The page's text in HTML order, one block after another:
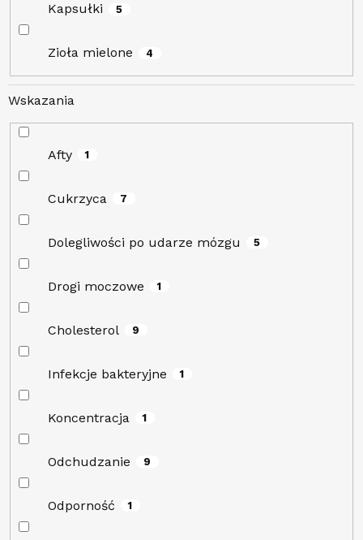
Kapsułki 5
Zioła mielone 4
Wskazania
Afty 1
Cukrzyca 7
Dolegliwości po udarze mózgu 5
Drogi moczowe 1
Cholesterol 9
Infekcje bakteryjne 1
Koncentracja 1
Odchudzanie 9
Odporność 1